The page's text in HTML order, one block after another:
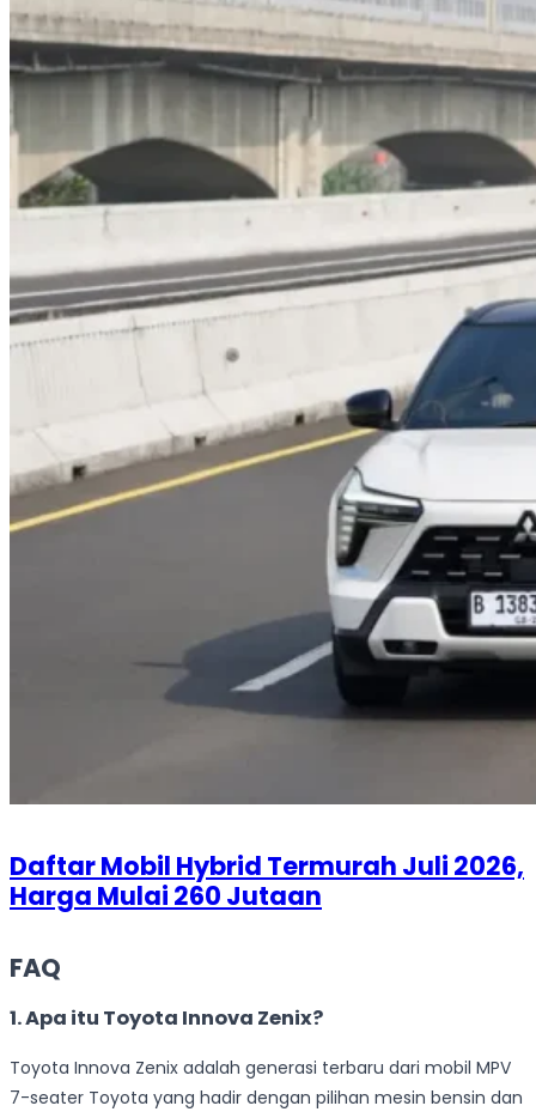
Daftar Mobil Hybrid Termurah Juli 2026,
Harga Mulai 260 Jutaan
FAQ
1. Apa itu Toyota Innova Zenix?
Toyota Innova Zenix adalah generasi terbaru dari mobil MPV
7-seater Toyota yang hadir dengan pilihan mesin bensin dan